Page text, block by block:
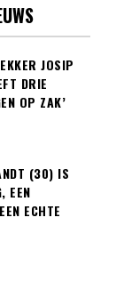
JOSIP
DRIE
OP ZAK’
(30) IS
EEN
ECHTE